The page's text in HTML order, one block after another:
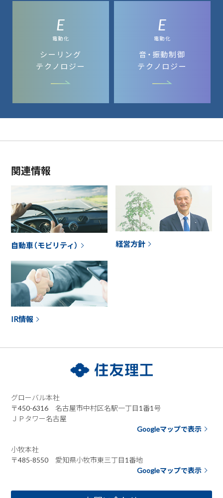
E
電動化
シーリング
テクノロジー
E
電動化
音・振動制御
テクノロジー
関連情報
自動車（モビリティ） 経営方針
IR情報
グローバル本社
〒450-6316 名古屋市中村区名駅一丁目1番1号
ＪＰタワー名古屋
Googleマップで表示
小牧本社
〒485-8550 愛知県小牧市東三丁目1番地
Googleマップで表示